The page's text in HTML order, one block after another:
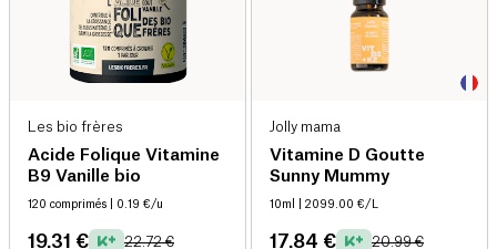
Les bio frères
Acide Folique Vitamine
B9 Vanille bio
120 comprimés | 0.19 €/u
19.31 € 22.72 €
Jolly mama
Vitamine D Goutte
Sunny Mummy
10ml | 2099.00 €/L
17.84 € 20.99 €